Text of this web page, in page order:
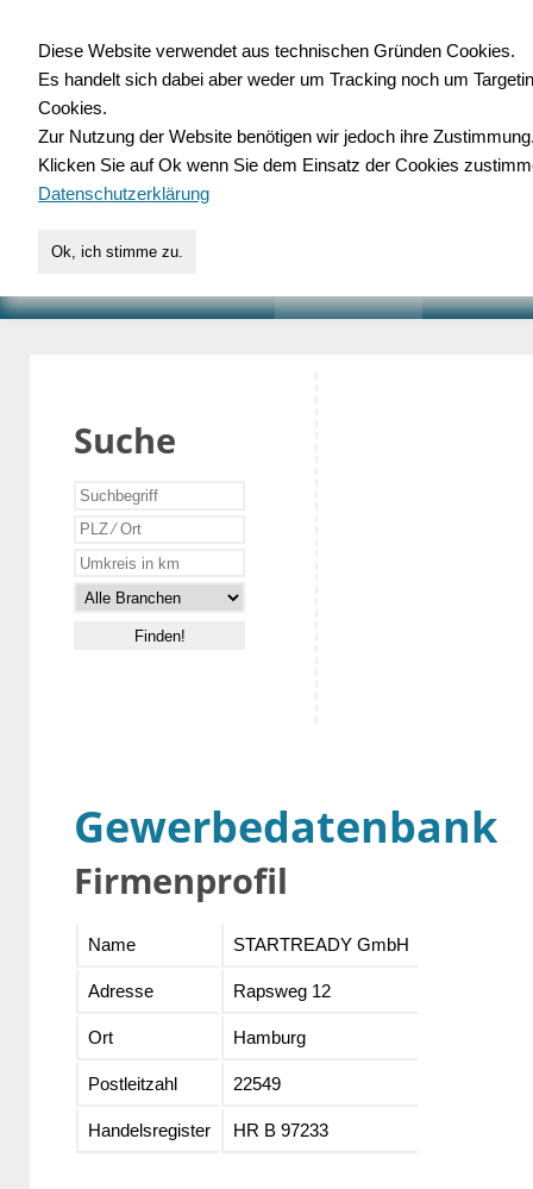
für Handwerk,
Suche
Gewerbedatenbank
Firmenprofil
Name STARTREADY GmbH
Adresse Rapsweg 12
Ort Hamburg
Postleitzahl 22549
Handelsregister HR B 97233
Diese Website verwendet aus technischen Gründen Cookies.
Es handelt sich dabei aber weder um Tracking noch um
Cookies.
Zur Nutzung der Website benötigen wir jedoch ihre
Klicken Sie auf Ok wenn Sie dem Einsatz der Cookies
Datenschutzerklärung
Ok, ich stimme zu.